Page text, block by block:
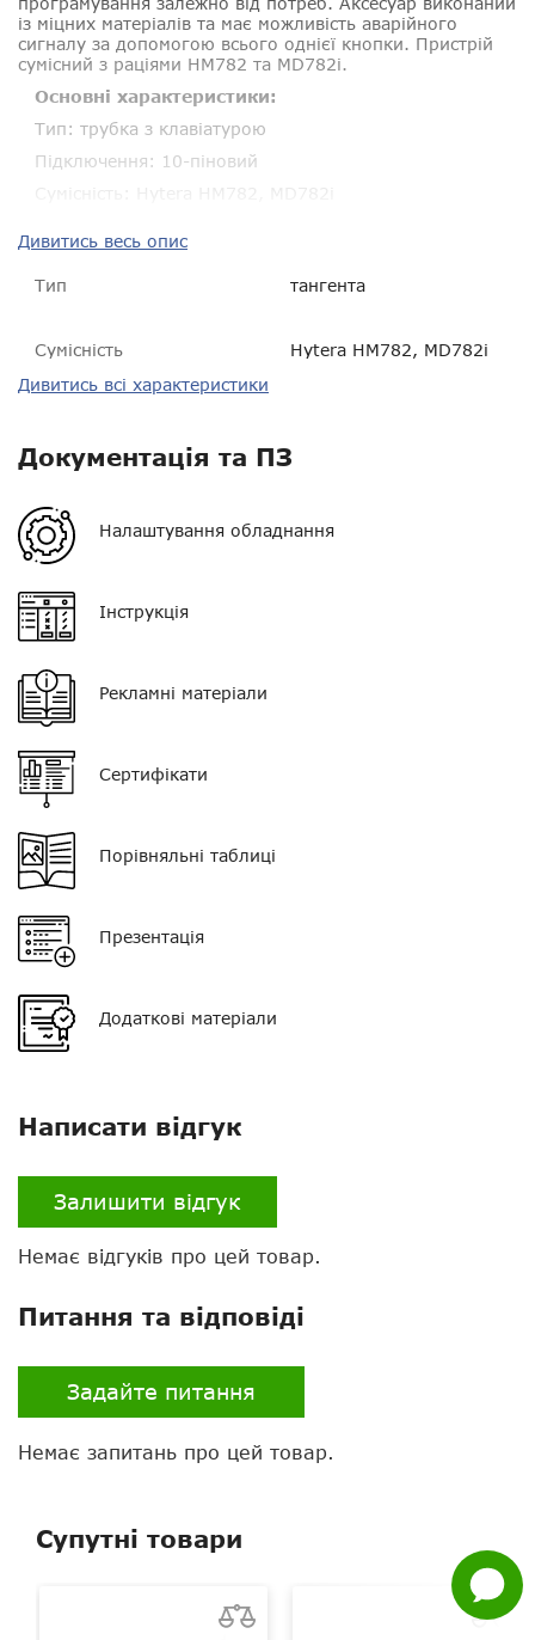
Задати
питання
із міцних матеріалів та має можливість аварійного
сигналу за допомогою всього однієї кнопки. Пристрій
сумісний з раціями HM782 та MD782i.
Основні характеристики:
Тип: трубка з клавіатурою
Підключення: 10-піновий
Дивитись весь опис
Тип тангента
Сумісність Hytera HM782, MD782i
Пиловологозахист
Розмір 223 * 69 * 53 мм
Гарантія
VOX
Клавіатура
Кнопка PTT
Роз'єм
Звуковий сигнал
Дивитись всі характеристики
Документація та ПЗ
Налаштування обладнання
Інструкція
Рекламні матеріали
Сертифікати
Порівняльні таблиці
Презентація
Додаткові матеріали
Написати відгук
Залишити відгук
Немає відгуків про цей товар.
Питання та відповіді
Задайте питання
Немає запитань про цей товар.
Супутні товари